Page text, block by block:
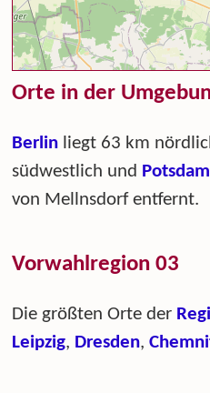
Orte in der
Berlin liegt 63 km
südwestlich und Potsdam
von Mellnsdorf entfernt.
Vorwahlregion 03
Die größten Orte der
Leipzig, Dresden,